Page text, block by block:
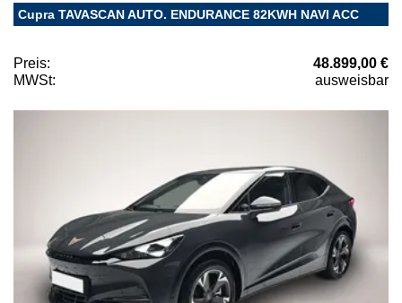
Cupra TAVASCAN AUTO. ENDURANCE 82KWH NAVI ACC
Preis:
48.899,00 €
MWSt:
ausweisbar